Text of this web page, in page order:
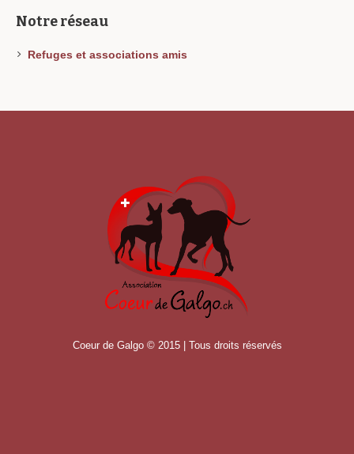
Notre réseau
Refuges et associations amis
Coeur de Galgo © 2015 | Tous droits réservés